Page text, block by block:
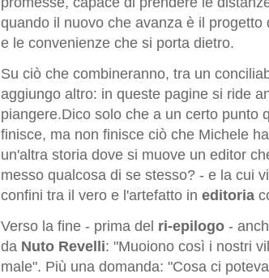
quando il nuovo che avanza è il progetto
e le convenienze che si porta dietro.
Su ciò che combineranno, tra un
aggiungo altro: in queste pagine si ride
piangere.Dico solo che a un certo punto
finisce, ma non finisce ciò che Michele
un'altra storia dove si muove un editor
messo qualcosa di se stesso? - e la cui
confini tra il vero e l'artefatto in editoria
Verso la fine - prima del ri-epilogo -
da Nuto Revelli: "Muoiono così i nostri
male". Più una domanda: "Cosa ci